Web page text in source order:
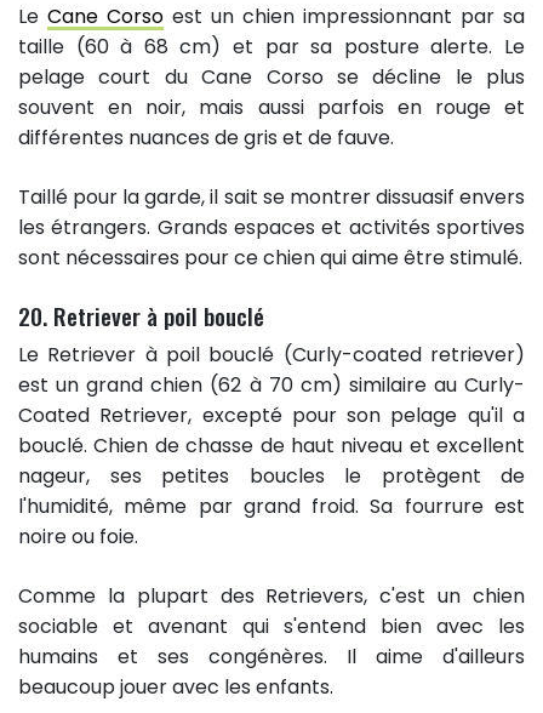
Le Cane Corso est un chien impressionnant par sa
taille (60 à 68 cm) et par sa posture alerte. Le
pelage court du Cane Corso se décline le plus
souvent en noir, mais aussi parfois en rouge et
différentes nuances de gris et de fauve.
Taillé pour la garde, il sait se montrer dissuasif envers
les étrangers. Grands espaces et activités sportives
sont nécessaires pour ce chien qui aime être stimulé.
20. Retriever à poil bouclé
Le Retriever à poil bouclé (Curly-coated retriever)
est un grand chien (62 à 70 cm) similaire au Curly-
Coated Retriever, excepté pour son pelage qu'il a
bouclé. Chien de chasse de haut niveau et excellent
nageur, ses petites boucles le protègent de
l'humidité, même par grand froid. Sa fourrure est
noire ou foie.
Comme la plupart des Retrievers, c'est un chien
sociable et avenant qui s'entend bien avec les
humains et ses congénères. Il aime d'ailleurs
beaucoup jouer avec les enfants.